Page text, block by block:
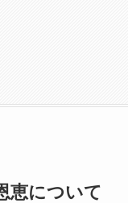
恵について